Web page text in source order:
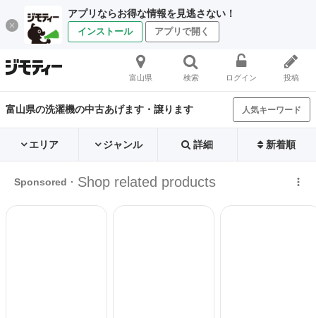
アプリならお得な情報を見逃さない！
インストール アプリで開く
富山県 検索 ログイン 投稿
富山県の洗濯機の中古あげます・譲ります 人気キーワード
エリア ジャンル 詳細 新着順